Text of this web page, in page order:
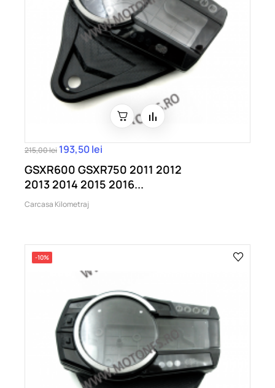
215,00 lei 193,50 lei
GSXR600 GSXR750 2011 2012
2013 2014 2015 2016...
Carcasa Kilometraj
-10%